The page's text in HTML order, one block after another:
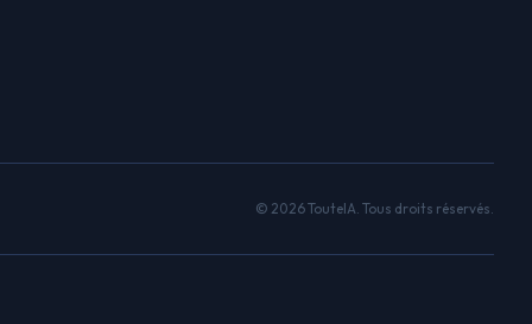
© 2026 TouteIA. Tous droits réservés.